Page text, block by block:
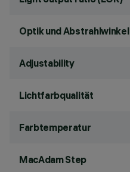
Optik und Abstrahlwinkel
Adjustability
Lichtfarbqualität
Farbtemperatur
MacAdam Step